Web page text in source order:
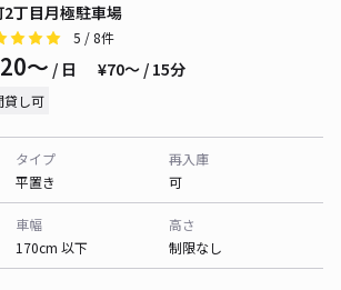
2丁目月極駐車場
5 / 8件
〜 / 日 ¥70〜 / 15分
貸し可
タイプ
平置き
再入庫
可
車幅
170cm 以下
高さ
制限なし